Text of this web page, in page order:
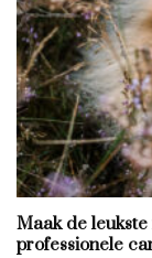
Maak de
professionele